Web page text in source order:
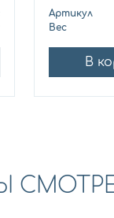
Артикул
Вес
В